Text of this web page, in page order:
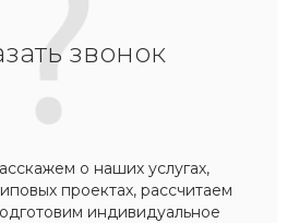
звонок
о наших услугах,
проектах, рассчитаем
индивидуальное